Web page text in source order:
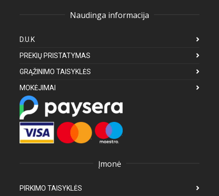
Naudinga informacija
D.U.K
PREKIŲ PRISTATYMAS
GRĄŽINIMO TAISYKLĖS
MOKĖJIMAI
Įmonė
PIRKIMO TAISYKLĖS